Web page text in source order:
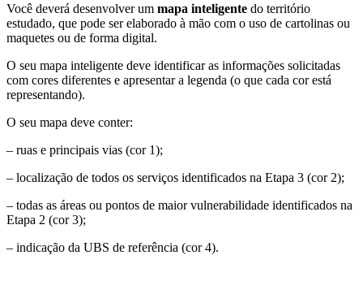
Você deverá desenvolver um mapa inteligente do território
estudado, que pode ser elaborado à mão com o uso de cartolinas ou
maquetes ou de forma digital.
O seu mapa inteligente deve identificar as informações solicitadas
com cores diferentes e apresentar a legenda (o que cada cor está
representando).
O seu mapa deve conter:
– ruas e principais vias (cor 1);
– localização de todos os serviços identificados na Etapa 3 (cor 2);
– todas as áreas ou pontos de maior vulnerabilidade identificados na
Etapa 2 (cor 3);
– indicação da UBS de referência (cor 4).